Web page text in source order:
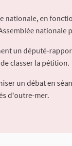
nationale, en
nationale
un député-
classer la pétition.
un débat en
d'outre-mer.